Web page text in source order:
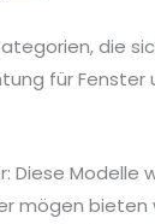
die
für
mögen